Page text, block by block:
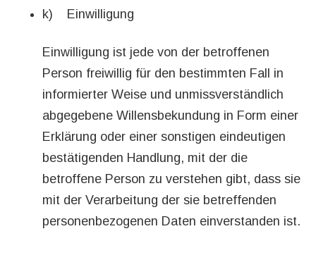
k) Einwilligung
Einwilligung ist jede von der betroffenen
Person freiwillig für den bestimmten Fall in
informierter Weise und unmissverständlich
abgegebene Willensbekundung in Form einer
Erklärung oder einer sonstigen eindeutigen
bestätigenden Handlung, mit der die
betroffene Person zu verstehen gibt, dass sie
mit der Verarbeitung der sie betreffenden
personenbezogenen Daten einverstanden ist.